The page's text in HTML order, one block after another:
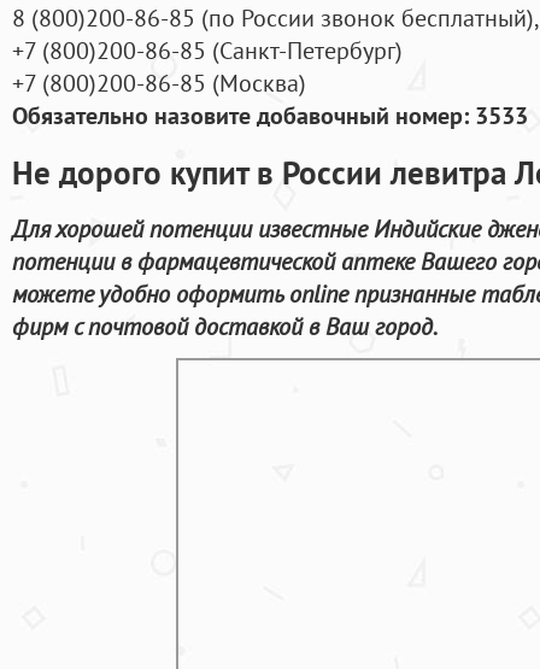
8 (800)200-86-85 (по России звонок бесплатный),
+7 (800)200-86-85 (Санкт-Петербург)
+7 (800)200-86-85 (Москва)
Обязательно назовите добавочный номер: 3533
Не дорого купит в России левитра
Для хорошей потенции известные Индийские
потенции в фармацевтической аптеке Вашего
можете удобно оформить online признанные
фирм с почтовой доставкой в Ваш город.